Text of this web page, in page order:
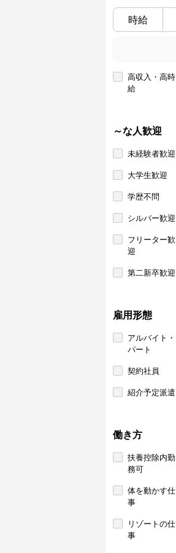
時給
高収入・高時
給
～な人歓迎
未経験者歓迎
大学生歓迎
学歴不問
シルバー歓迎
フリーター歓
迎
第二新卒歓迎
雇用形態
アルバイト・
パート
契約社員
紹介予定派遣
働き方
扶養控除内勤
務可
体を動かす仕
事
リゾートの仕
事